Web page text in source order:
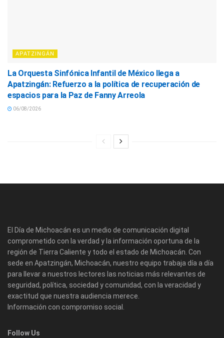
APATZINGÁN
La Orquesta Sinfónica Infantil de México llega a
Apatzingán: Refuerzo a la política de recuperación de
espacios para la Paz de Fanny Arreola
06/08/2026
El Día de Michoacán es un medio de comunicación digital
comprometido con la verdad y la información oportuna de la
región de Tierra Caliente y todo el estado de Michoacán. Con
sede en Apatzingán, Michoacán, nuestro equipo trabaja día a día
para llevar a nuestros lectores las noticias más relevantes de
seguridad, política, sociedad y comunidad, con la veracidad y
exactitud que nuestra audiencia merece.
Información con compromiso social.
Follow Us